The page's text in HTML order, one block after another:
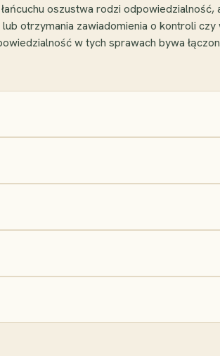
oszustwa rodzi
otrzymania zawiadomienia o kontroli
w tych sprawach bywa